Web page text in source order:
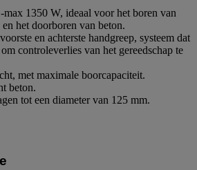
1350 W, ideaal voor het boren van
het doorboren van beton.
en achterste handgreep, systeem dat
controleverlies van het gereedschap te
met maximale boorcapaciteit.
beton.
tot een diameter van 125 mm.